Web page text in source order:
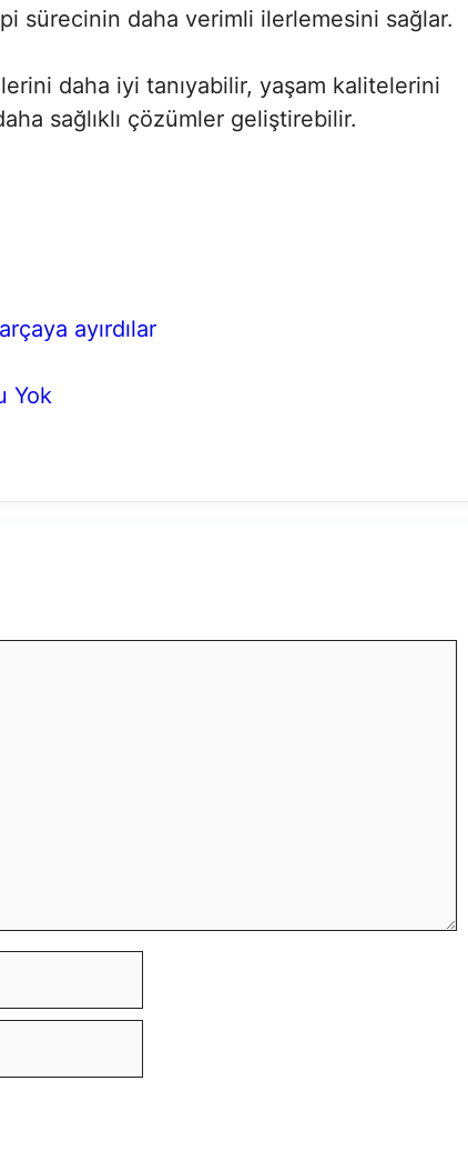
sürecinin daha verimli ilerlemesini sağlar.
daha iyi tanıyabilir, yaşam kalitelerini
sağlıklı çözümler geliştirebilir.
ayırdılar
Yok